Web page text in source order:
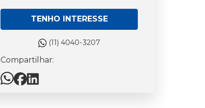
TENHO INTERESSE
(11) 4040-3207
Compartilhar: